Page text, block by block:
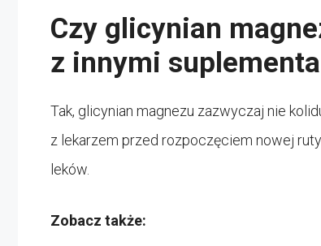
Czy glicynian
z innymi
Tak, glicynian magnezu zazwyczaj nie
z lekarzem przed rozpoczęciem nowej
leków.
Zobacz także: